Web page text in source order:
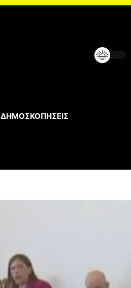
ΔΗΜΟΣΚΟΠΗΣΕΙΣ